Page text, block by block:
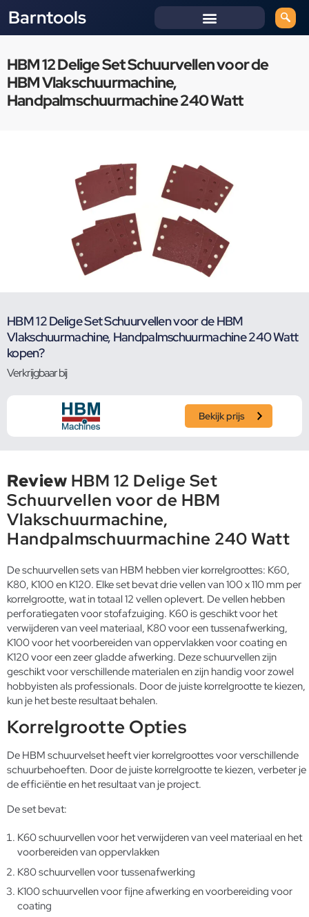
Barntools
HBM 12 Delige Set Schuurvellen voor de
HBM Vlakschuurmachine,
Handpalmschuurmachine 240 Watt
HBM 12 Delige Set Schuurvellen voor de HBM
Vlakschuurmachine, Handpalmschuurmachine 240 Watt
kopen?
Verkrijgbaar bij
Bekijk prijs
Review HBM 12 Delige Set
Schuurvellen voor de HBM
Vlakschuurmachine,
Handpalmschuurmachine 240 Watt
De schuurvellen sets van HBM hebben vier korrelgroottes: K60,
K80, K100 en K120. Elke set bevat drie vellen van 100 x 110 mm per
korrelgrootte, wat in totaal 12 vellen oplevert. De vellen hebben
perforatiegaten voor stofafzuiging. K60 is geschikt voor het
verwijderen van veel materiaal, K80 voor een tussenafwerking,
K100 voor het voorbereiden van oppervlakken voor coating en
K120 voor een zeer gladde afwerking. Deze schuurvellen zijn
geschikt voor verschillende materialen en zijn handig voor zowel
hobbyisten als professionals. Door de juiste korrelgrootte te kiezen,
kun je het beste resultaat behalen.
Korrelgrootte Opties
De HBM schuurvelset heeft vier korrelgroottes voor verschillende
schuurbehoeften. Door de juiste korrelgrootte te kiezen, verbeter je
de efficiëntie en het resultaat van je project.
De set bevat:
K60 schuurvellen voor het verwijderen van veel materiaal en het
voorbereiden van oppervlakken
K80 schuurvellen voor tussenafwerking
K100 schuurvellen voor fijne afwerking en voorbereiding voor
coating